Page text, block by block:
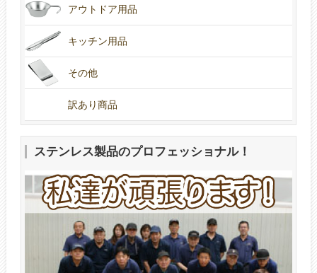
アウトドア用品
キッチン用品
その他
訳あり商品
ステンレス製品のプロフェッショナル！